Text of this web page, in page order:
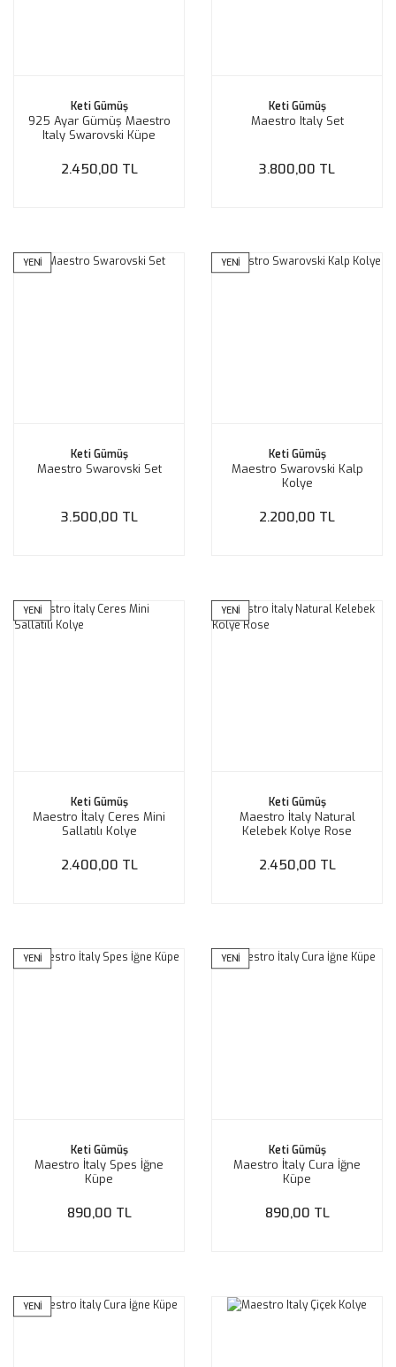
Keti Gümüş
925 Ayar Gümüş Maestro
Italy Swarovski Küpe
2.450,00 TL
Keti Gümüş
Maestro Italy Set
3.800,00 TL
YENİ
Keti Gümüş
Maestro Swarovski Set
3.500,00 TL
YENİ
Keti Gümüş
Maestro Swarovski Kalp
Kolye
2.200,00 TL
YENİ
Keti Gümüş
Maestro İtaly Ceres Mini
Sallatılı Kolye
2.400,00 TL
YENİ
Keti Gümüş
Maestro İtaly Natural
Kelebek Kolye Rose
2.450,00 TL
YENİ
Keti Gümüş
Maestro İtaly Spes İğne
Küpe
890,00 TL
YENİ
Keti Gümüş
Maestro İtaly Cura İğne
Küpe
890,00 TL
YENİ